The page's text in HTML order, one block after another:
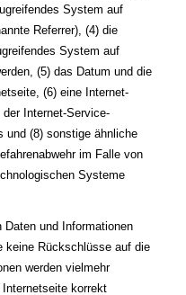
System auf
Referrer), (4) die
System auf
(5) das Datum und die
(6) eine Internet-
Internet-Service-
und (8) sonstige ähnliche
im Falle von
Systeme
Daten und Informationen
keine Rückschlüsse auf die
werden vielmehr
korrekt